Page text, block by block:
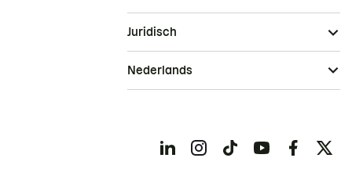
Juridisch
Nederlands